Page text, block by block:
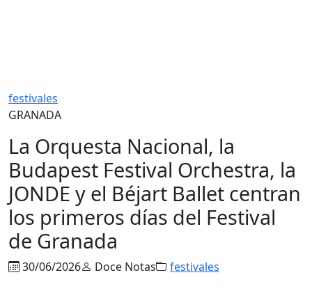
festivales
GRANADA
La Orquesta Nacional, la
Budapest Festival Orchestra, la
JONDE y el Béjart Ballet centran
los primeros días del Festival
de Granada
30/06/2026 Doce Notas festivales